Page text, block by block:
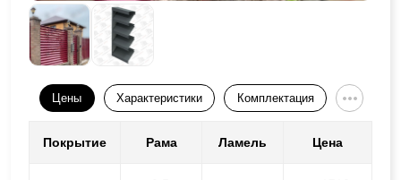
Цены Характеристики Комплектация
Покрытие Рама Ламель Цена